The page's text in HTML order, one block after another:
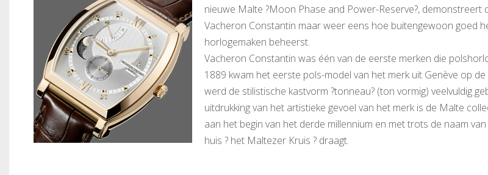
nieuwe Malte ?Moon Phase and Power-Reserve?, demonstreert
Vacheron Constantin maar weer eens hoe buitengewoon goed
horlogemaken beheerst.
Vacheron Constantin was één van de eerste merken die
1889 kwam het eerste pols-model van het merk uit Genève op
werd de stilistische kastvorm ?tonneau? (ton vormig) veelvuldig
uitdrukking van het artistieke gevoel van het merk is de Malte
aan het begin van het derde millennium en met trots de naam
huis ? het Maltezer Kruis ? draagt.